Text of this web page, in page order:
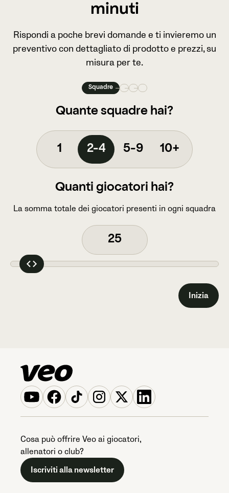
minuti
Rispondi a poche brevi domande e ti invieremo un
preventivo con dettagliato di prodotto e prezzi, su
misura per te.
Squadre
Quante squadre hai?
1 2-4 5-9 10+
Quanti giocatori hai?
La somma totale dei giocatori presenti in ogni squadra
Inizia
Cosa può offrire Veo ai giocatori,
allenatori o club?
Iscriviti alla newsletter